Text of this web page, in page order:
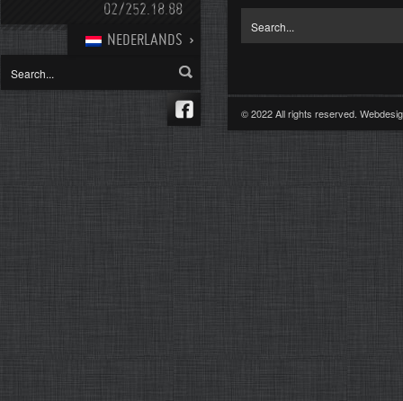
02/252.18.88
NEDERLANDS
© 2022 All rights reserved.